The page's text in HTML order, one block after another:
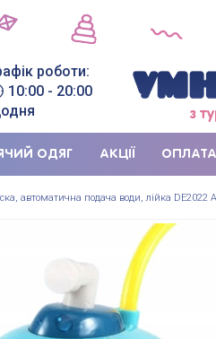
роботи:
10:00 - 20:00
з
ОДЯГ АКЦІЇ
автоматична подача води, лійка DE2022 A